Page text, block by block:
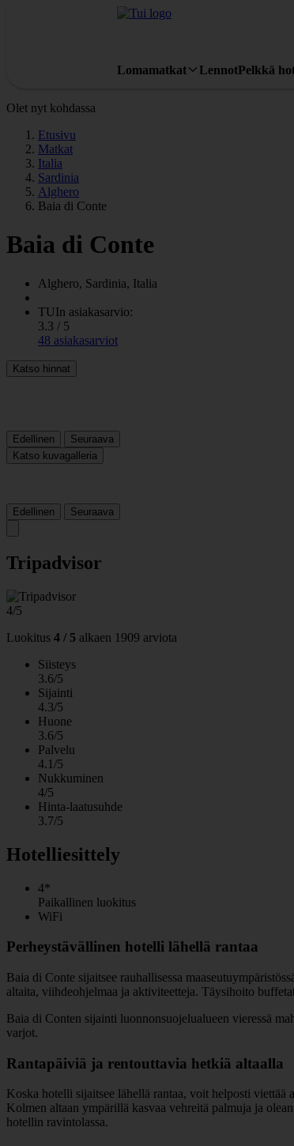
Lomamatkat LennotPelkkä
Olet nyt kohdassa
Etusivu
Matkat
Italia
Sardinia
Alghero
Baia di Conte
Baia di Conte
Alghero, Sardinia, Italia
TUIn asiakasarvio:
3.3 / 5
48 asiakasarviot
Katso hinnat
Edellinen
Seuraava
Katso kuvagalleria
Edellinen Seuraava
Tripadvisor
4/5
Luokitus 4 / 5 alkaen 1909 arviota
Siisteys
3.6/5
Sijainti
4.3/5
Huone
3.6/5
Palvelu
4.1/5
Nukkuminen
4/5
Hinta-laatusuhde
3.7/5
Hotelliesittely
4*
Paikallinen luokitus
WiFi
Perheystävällinen hotelli lähellä rantaa
Baia di Conte sijaitsee rauhallisessa
altaita, viihdeohjelmaa ja aktiviteetteja. Täysihoito
Baia di Conten sijainti luonnonsuojelualueen vieressä
varjot.
Rantapäiviä ja rentouttavia hetkiä altaalla
Koska hotelli sijaitsee lähellä rantaa, voit helposti
Kolmen altaan ympärillä kasvaa vehreitä palmuja ja
hotellin ravintolassa.